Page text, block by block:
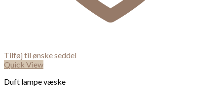
Tilføj til ønske seddel
Quick View
Duft lampe væske